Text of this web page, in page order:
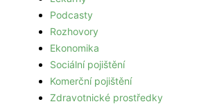
Podcasty
Rozhovory
Ekonomika
Sociální pojištění
Komerční pojištění
Zdravotnické prostředky